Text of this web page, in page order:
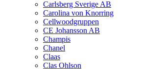
Carlsberg Sverige AB
Carolina von Knorring
Cellwoodgruppen
CE Johansson AB
Champis
Chanel
Claas
Clas Ohlson